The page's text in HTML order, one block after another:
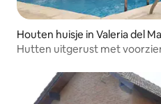
Houten huisje in Valeria del
Hutten uitgerust met